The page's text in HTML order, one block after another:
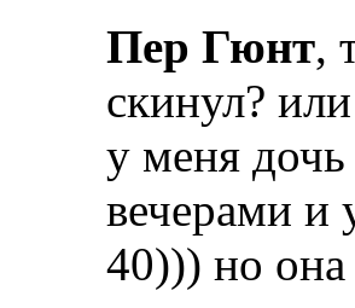
Пер Гюнт,
скинул?
у меня дочь
вечерами и
40))) но она